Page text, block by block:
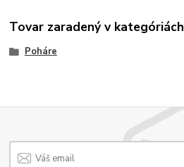
Tovar zaradený v kategóriách
Poháre